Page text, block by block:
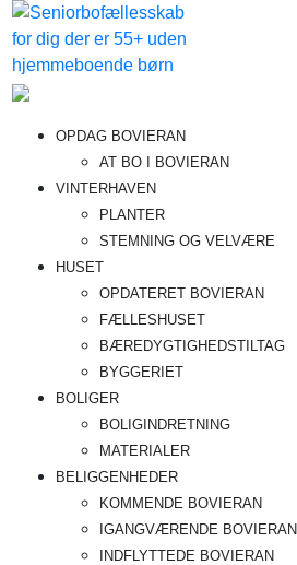
Videre
indhold
Bovieran
Fremtidens
seniorboligfællesskab
OPDAG BOVIERAN
AT BO I BOVIERAN
VINTERHAVEN
PLANTER
STEMNING OG VELVÆRE
HUSET
OPDATERET BOVIERAN
FÆLLESHUSET
BÆREDYGTIGHEDSTILTAG
BYGGERIET
BOLIGER
BOLIGINDRETNING
MATERIALER
BELIGGENHEDER
KOMMENDE BOVIERAN
IGANGVÆRENDE BOVIERAN
INDFLYTTEDE BOVIERAN